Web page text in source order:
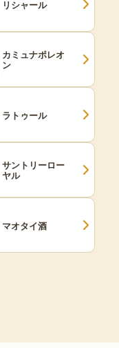
リシャール
カミュナポレオ
ン
ラトゥール
サントリーロー
ヤル
マオタイ酒